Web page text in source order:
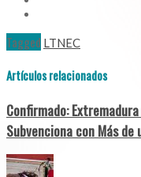
Tagged LTNEC
Artículos relacionados
Confirmado:
Subvenciona con Más